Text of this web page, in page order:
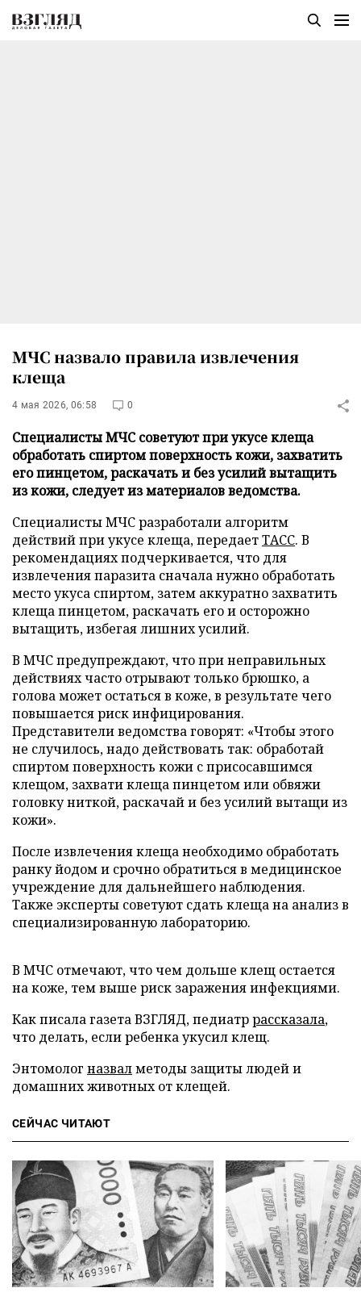
МЧС назвало правила извлечения
клеща
4 мая 2026, 06:58 0
Специалисты МЧС советуют при укусе клеща
обработать спиртом поверхность кожи, захватить
его пинцетом, раскачать и без усилий вытащить
из кожи, следует из материалов ведомства.
Специалисты МЧС разработали алгоритм
действий при укусе клеща, передаетТАСС. В
рекомендациях подчеркивается, что для
извлечения паразита сначала нужно обработать
место укуса спиртом, затем аккуратно захватить
клеща пинцетом, раскачать его и осторожно
вытащить, избегая лишних усилий.
В МЧС предупреждают, что при неправильных
действиях часто отрывают только брюшко, а
голова может остаться в коже, в результате чего
повышается риск инфицирования.
Представители ведомства говорят: «Чтобы этого
не случилось, надо действовать так: обработай
спиртом поверхность кожи с присосавшимся
клещом, захвати клеща пинцетом или обвяжи
головку ниткой, раскачай и без усилий вытащи из
кожи».
После извлечения клеща необходимо обработать
ранку йодом и срочно обратиться в медицинское
учреждение для дальнейшего наблюдения.
Также эксперты советуют сдать клеща на анализ в
специализированную лабораторию.
В МЧС отмечают, что чем дольше клещ остается
на коже, тем выше риск заражения инфекциями.
Как писала газета ВЗГЛЯД, педиатррассказала,
что делать, если ребенка укусил клещ.
Энтомолог назвалметоды защиты людей и
домашних животных от клещей.
СЕЙЧАС ЧИТАЮТ